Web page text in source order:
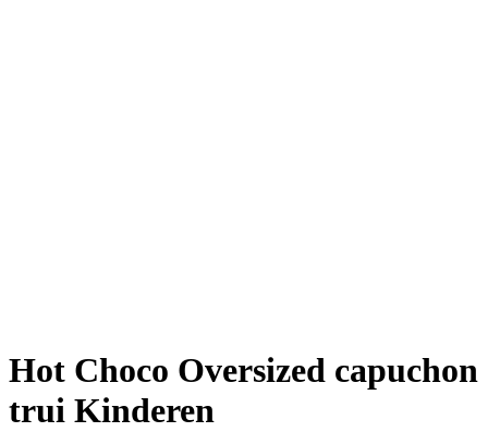
Hot Choco Oversized capuchon
trui Kinderen